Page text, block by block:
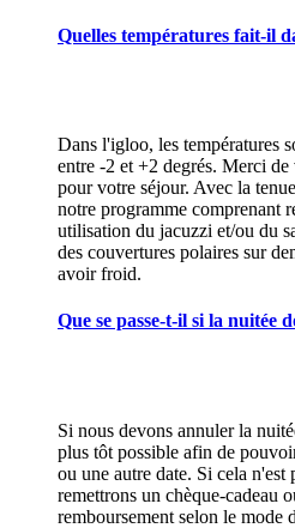
Quelles températures fait-il
Dans l'igloo, les températures
entre -2 et +2 degrés. Merci
pour votre séjour. Avec la
notre programme comprenant
utilisation du jacuzzi et/ou du
des couvertures polaires sur
avoir froid.
Que se passe-t-il si la nuitée
Si nous devons annuler la
plus tôt possible afin de
ou une autre date. Si cela n'est
remettrons un chèque-cadeau
remboursement selon le mode